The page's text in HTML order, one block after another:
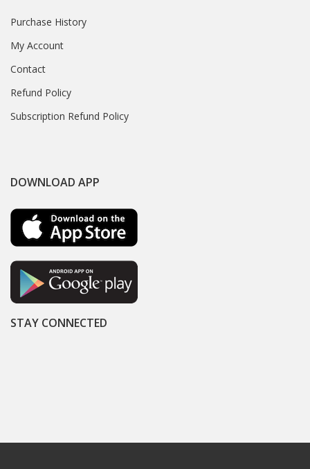
Purchase History
My Account
Contact
Refund Policy
Subscription Refund Policy
DOWNLOAD APP
STAY CONNECTED